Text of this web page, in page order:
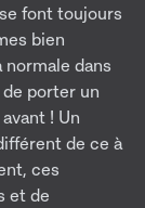
font toujours
bien
dans
porter un
! Un
de ce à
ces
et de